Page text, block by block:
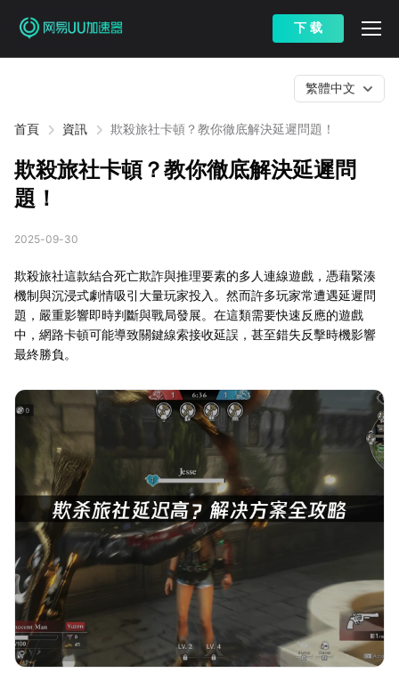
下 载
首頁 資訊 欺殺旅社卡頓？教你徹底解決延遲問題！
繁體中文
欺殺旅社卡頓？教你徹底解決延遲問
題！
2025-09-30
欺殺旅社這款結合死亡欺詐與推理要素的多人連線遊戲，憑藉緊湊
機制與沉浸式劇情吸引大量玩家投入。然而許多玩家常遭遇延遲問
題，嚴重影響即時判斷與戰局發展。在這類需要快速反應的遊戲
中，網路卡頓可能導致關鍵線索接收延誤，甚至錯失反擊時機影響
最終勝負。